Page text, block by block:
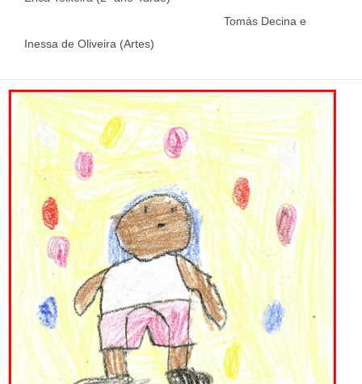
Tomás Decina e
Inessa de Oliveira (Artes)